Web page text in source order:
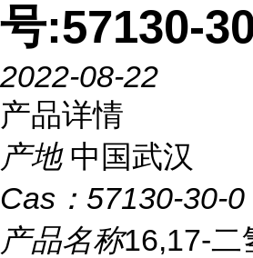
号:57130-
2022-08-22
产品详情
产地 中国武汉
Cas： 57130-30-0
产品名称16,17-二